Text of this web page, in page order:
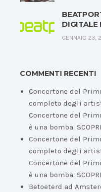
DIGITALE
GENNAIO 23,
COMMENTI RECENTI
Concertone del
completo degli
Concertone del
è una bomba.
Concertone del
completo degli
Concertone del
è una bomba.
Betoeterd ad